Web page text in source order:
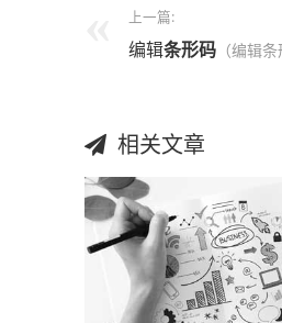
上一篇:
编辑条形码 （编辑
相关文章